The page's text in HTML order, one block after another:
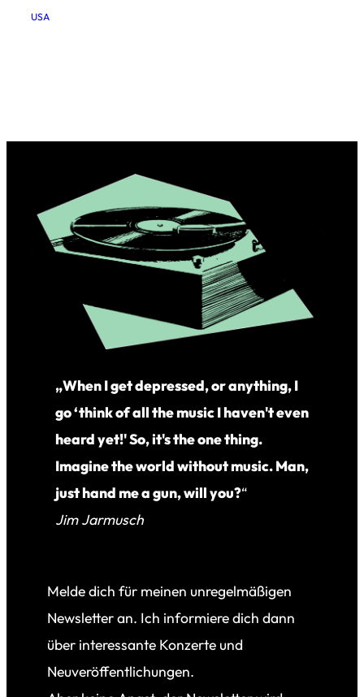
USA
„When I get depressed, or anything, I
go ‘think of all the music I haven't even
heard yet!' So, it's the one thing.
Imagine the world without music. Man,
just hand me a gun, will you?“
Jim Jarmusch
Melde dich für meinen unregelmäßigen
Newsletter an. Ich informiere dich dann
über interessante Konzerte und
Neuveröffentlichungen.